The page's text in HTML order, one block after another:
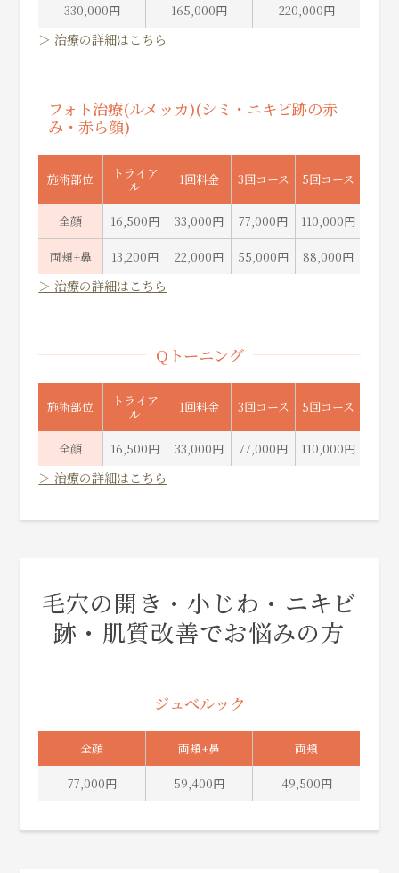
330,000円 165,000円 220,000円
＞ 治療の詳細はこちら
フォト治療(ルメッカ)(シミ・ニキビ跡の赤
み・赤ら顔)
施術部位 トライア
ル 1回料金 3回コース 5回コース
全顔 16,500円 33,000円 77,000円 110,000円
両頬+鼻 13,200円 22,000円 55,000円 88,000円
＞ 治療の詳細はこちら
Qトーニング
施術部位 トライア
ル 1回料金 3回コース 5回コース
全顔 16,500円 33,000円 77,000円 110,000円
＞ 治療の詳細はこちら
毛穴の開き・小じわ・ニキビ
跡・肌質改善でお悩みの方
ジュべルック
全顔 両頬+鼻 両頬
77,000円 59,400円 49,500円